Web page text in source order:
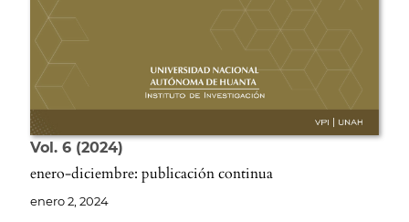
Vol. 6 2024
enero-diciembre: publicación continua
enero 2, 2024